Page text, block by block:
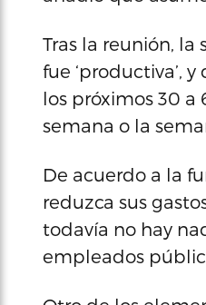
Tras la reunión,
fue ‘productiva’,
los próximos 30 a
semana o la
De acuerdo a la
reduzca sus
todavía no hay
empleados